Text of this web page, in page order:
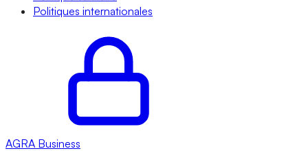
Politiques internationales
AGRA Business